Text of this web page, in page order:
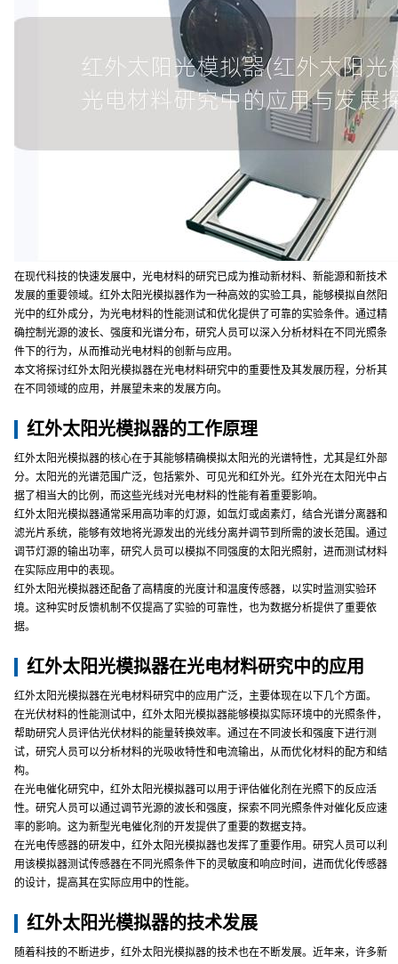
在现代科技的快速发展中，光电材料的研究已成为推动新材料、新能源和新技术
发展的重要领域。红外太阳光模拟器作为一种高效的实验工具，能够模拟自然阳
光中的红外成分，为光电材料的性能测试和优化提供了可靠的实验条件。通过精
确控制光源的波长、强度和光谱分布，研究人员可以深入分析材料在不同光照条
件下的行为，从而推动光电材料的创新与应用。
本文将探讨红外太阳光模拟器在光电材料研究中的重要性及其发展历程，分析其
在不同领域的应用，并展望未来的发展方向。
红外太阳光模拟器的工作原理
红外太阳光模拟器的核心在于其能够精确模拟太阳光的光谱特性，尤其是红外部
分。太阳光的光谱范围广泛，包括紫外、可见光和红外光。红外光在太阳光中占
据了相当大的比例，而这些光线对光电材料的性能有着重要影响。
红外太阳光模拟器通常采用高功率的灯源，如氙灯或卤素灯，结合光谱分离器和
滤光片系统，能够有效地将光源发出的光线分离并调节到所需的波长范围。通过
调节灯源的输出功率，研究人员可以模拟不同强度的太阳光照射，进而测试材料
在实际应用中的表现。
红外太阳光模拟器还配备了高精度的光度计和温度传感器，以实时监测实验环
境。这种实时反馈机制不仅提高了实验的可靠性，也为数据分析提供了重要依
据。
红外太阳光模拟器在光电材料研究中的应用
红外太阳光模拟器在光电材料研究中的应用广泛，主要体现在以下几个方面。
在光伏材料的性能测试中，红外太阳光模拟器能够模拟实际环境中的光照条件，
帮助研究人员评估光伏材料的能量转换效率。通过在不同波长和强度下进行测
试，研究人员可以分析材料的光吸收特性和电流输出，从而优化材料的配方和结
构。
在光电催化研究中，红外太阳光模拟器可以用于评估催化剂在光照下的反应活
性。研究人员可以通过调节光源的波长和强度，探索不同光照条件对催化反应速
率的影响。这为新型光电催化剂的开发提供了重要的数据支持。
在光电传感器的研发中，红外太阳光模拟器也发挥了重要作用。研究人员可以利
用该模拟器测试传感器在不同光照条件下的灵敏度和响应时间，进而优化传感器
的设计，提高其在实际应用中的性能。
红外太阳光模拟器的技术发展
随着科技的不断进步，红外太阳光模拟器的技术也在不断发展。近年来，许多新